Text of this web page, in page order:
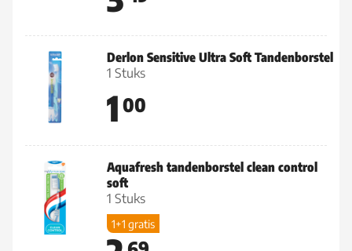
Derlon Sensitive Ultra Soft Tandenborstel
1 Stuks
1 00
Aquafresh tandenborstel clean control
soft
1 Stuks
1+1 gratis